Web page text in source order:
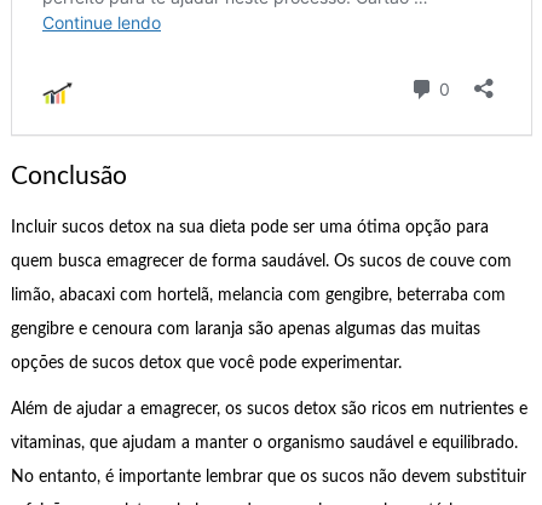
Conclusão
Incluir sucos detox na sua dieta pode ser uma ótima opção para
quem busca emagrecer de forma saudável. Os sucos de couve com
limão, abacaxi com hortelã, melancia com gengibre, beterraba com
gengibre e cenoura com laranja são apenas algumas das muitas
opções de sucos detox que você pode experimentar.
Além de ajudar a emagrecer, os sucos detox são ricos em nutrientes e
vitaminas, que ajudam a manter o organismo saudável e equilibrado.
No entanto, é importante lembrar que os sucos não devem substituir